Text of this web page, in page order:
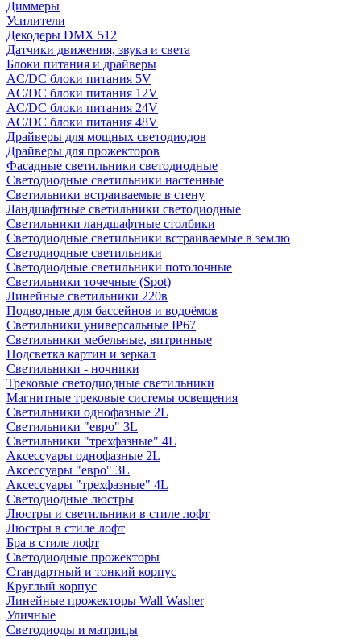
Диммеры
Усилители
Декодеры DMX 512
Датчики движения, звука и света
Блоки питания и драйверы
AC/DC блоки питания 5V
AC/DC блоки питания 12V
AC/DC блоки питания 24V
AC/DC блоки питания 48V
Драйверы для мощных светодиодов
Драйверы для прожекторов
Фасадные светильники светодиодные
Светодиодные светильники настенные
Светильники встраиваемые в стену
Ландшафтные светильники светодиодные
Светильники ландшафтные столбики
Светодиодные светильники встраиваемые в землю
Светодиодные светильники
Светодиодные светильники потолочные
Светильники точечные (Spot)
Линейные светильники 220в
Подводные для бассейнов и водоёмов
Светильники универсальные IP67
Светильники мебельные, витринные
Подсветка картин и зеркал
Светильники - ночники
Трековые светодиодные светильники
Магнитные трековые системы освещения
Светильники однофазные 2L
Светильники "евро" 3L
Светильники "трехфазные" 4L
Аксессуары однофазные 2L
Аксессуары "евро" 3L
Аксессуары "трехфазные" 4L
Светодиодные люстры
Люстры и светильники в стиле лофт
Люстры в стиле лофт
Бра в стиле лофт
Светодиодные прожекторы
Стандартный и тонкий корпус
Круглый корпус
Линейные прожекторы Wall Washer
Уличные
Светодиоды и матрицы